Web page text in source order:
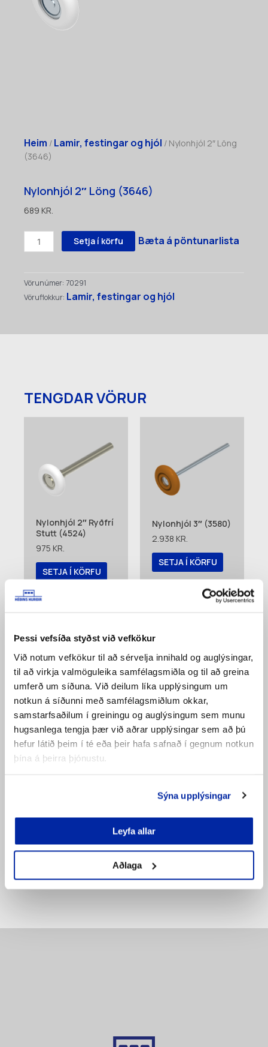
Þessi vefsíða styðst við vefkökur
Við notum vefkökur til að sérvelja innihald og auglýsingar,
til að virkja valmöguleika samfélagsmiðla og til að greina
umferð um síðuna. Við deilum líka upplýsingum um
notkun á síðunni með samfélagsmiðlum okkar,
samstarfsaðilum í greiningu og auglýsingum sem munu
hugsanlega tengja þær við aðrar upplýsingar sem að þú
hefur látið þeim í té eða þeir hafa safnað í gegnum notkun
þína á þeirra þjónustu.
Sýna upplýsingar
Leyfa allar
Aðlaga
Heim / Lamir, festingar og hjól / Nylonhjól 2″ Löng
(3646)
Nylonhjól 2″ Löng (3646)
689 KR.
Nylonhjól
2"
Setja í körfu Bæta á pöntunarlista
Vörunúmer: 70291
Vöruflokkur: Lamir, festingar og hjól
TENGDAR VÖRUR
Nylonhjól 2″ Ryðfrí
Stutt (4524)
975 KR.
SETJA Í KÖRFU
Bæta á
Nylonhjól 3″ (3580)
2.938 KR.
SETJA Í KÖRFU
pöntunarlista
Hjólafesting
SETJA Í KÖRFU
Bæta á
pöntunarlista
Bæta á
pöntunarlista